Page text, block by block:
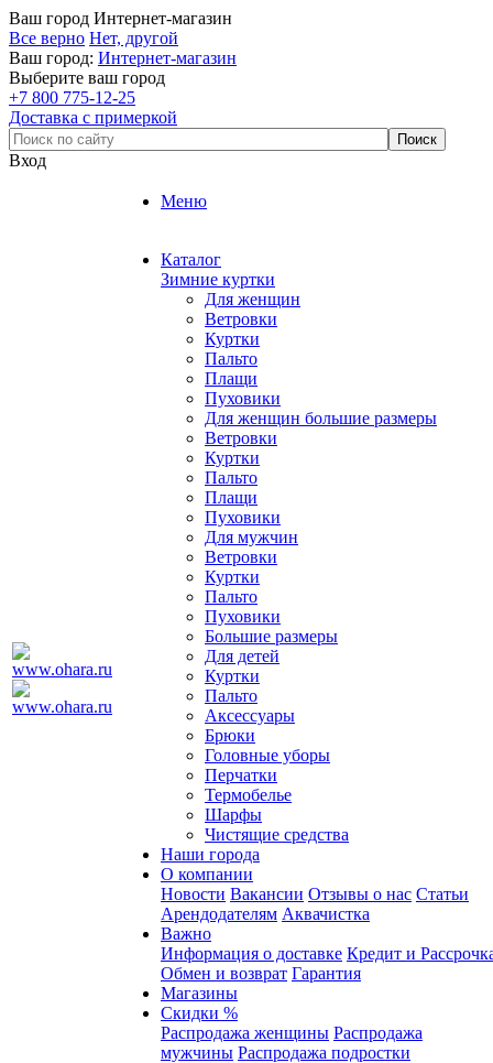
Ваш город Интернет-магазин
Все верно Нет, другой
Ваш город: Интернет-магазин
Выберите ваш город
+7 800 775-12-25
Доставка с примеркой
Вход
Меню
Каталог
Зимние куртки
Для женщин
Ветровки
Куртки
Пальто
Плащи
Пуховики
Для женщин большие размеры
Ветровки
Куртки
Пальто
Плащи
Пуховики
Для мужчин
Ветровки
Куртки
Пальто
Пуховики
Большие размеры
Для детей
Куртки
Пальто
Аксессуары
Брюки
Головные уборы
Перчатки
Термобелье
Шарфы
Чистящие средства
Наши города
О компании
Новости Вакансии Отзывы о нас Статьи
Арендодателям Аквачистка
Важно
Информация о доставке Кредит и
Обмен и возврат Гарантия
Магазины
Скидки %
Распродажа женщины Распродажа
мужчины Распродажа подростки